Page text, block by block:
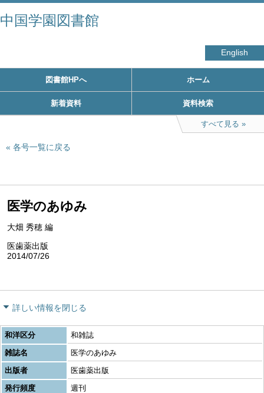
中国学園図書館
English
図書館HPへ ホーム
新着資料 資料検索
すべて見る
各号一覧に戻る
医学のあゆみ
大畑 秀穂 編
医歯薬出版
2014/07/26
詳しい情報を閉じる
和洋区分
和雑誌
雑誌名
医学のあゆみ
出版者
医歯薬出版
発行頻度
週刊